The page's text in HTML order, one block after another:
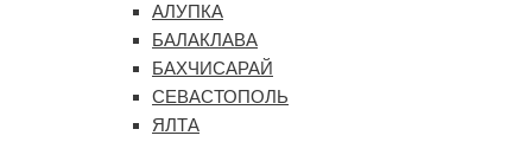
АЛУПКА
БАЛАКЛАВА
БАХЧИСАРАЙ
СЕВАСТОПОЛЬ
ЯЛТА